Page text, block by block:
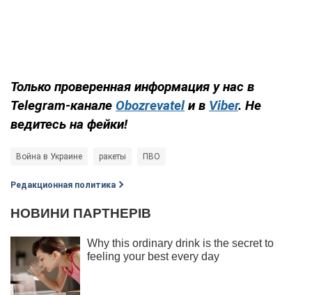
Только проверенная информация у нас в
Telegram-канале Obozrevatel и в Viber. Не
ведитесь на фейки!
Война в Украине ракеты ПВО
Редакционная политика